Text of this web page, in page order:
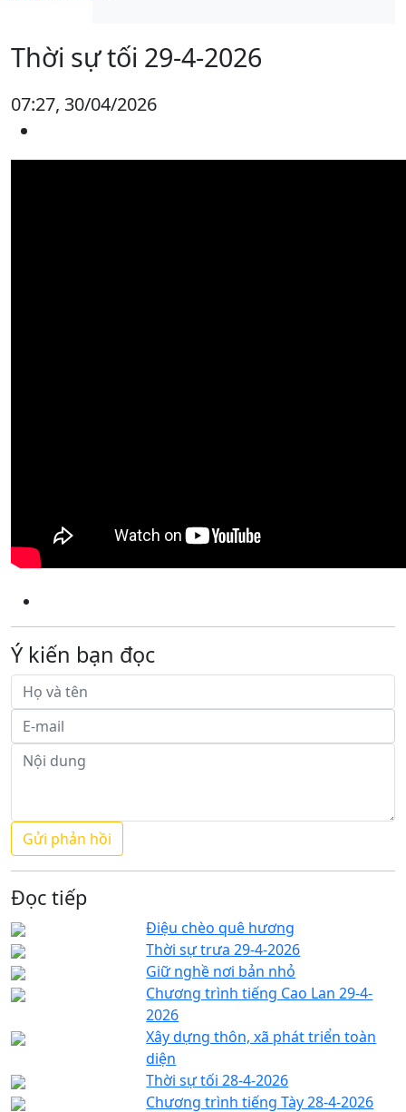
Thời sự tối 29-4-2026
07:27, 30/04/2026
Ý kiến bạn đọc
Đọc tiếp
Điệu chèo quê hương
Thời sự trưa 29-4-2026
Giữ nghề nơi bản nhỏ
Chương trình tiếng Cao Lan 29-4-
2026
Xây dựng thôn, xã phát triển toàn
diện
Thời sự tối 28-4-2026
Chương trình tiếng Tày 28-4-2026